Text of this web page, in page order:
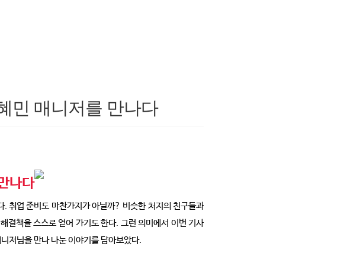
민 매니저를 만나다
나다
취업 준비도 마찬가지가 아닐까? 비슷한 처지의 친구들과
결책을 스스로 얻어 가기도 한다. 그런 의미에서 이번 기사
저님을 만나 나눈 이야기를 담아보았다.